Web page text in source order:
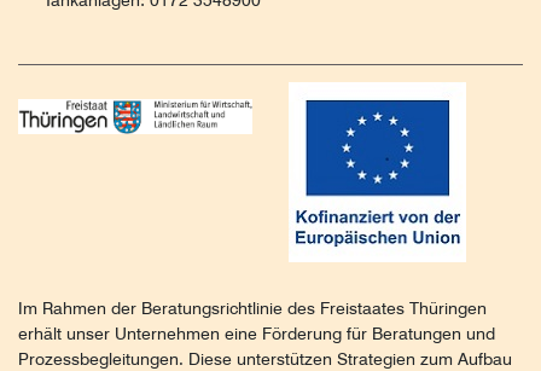
Im Rahmen der Beratungsrichtlinie des Freistaates Thüringen
erhält unser Unternehmen eine Förderung für Beratungen und
Prozessbegleitungen. Diese unterstützen Strategien zum Aufbau